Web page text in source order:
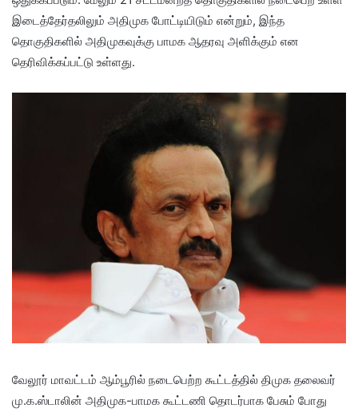
இடைத்தேர்தலிலும் அதிமுக போட்டியிடும் என்றும், இந்த
தொகுதிகளில் அதிமுகவுக்கு பாமக ஆதரவு அளிக்கும் என
தெரிவிக்கப்பட்டு உள்ளது.
வேலூர் மாவட்டம் ஆம்பூரில் நடைபெற்ற கூட்டத்தில் திமுக தலைவர்
மு.க.ஸ்டாலின் அதிமுக-பாமக கூட்டணி தொடர்பாக பேசும் போது